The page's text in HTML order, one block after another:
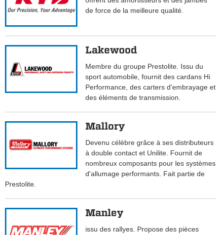
de force de la meilleure qualité.
Lakewood
Membre du groupe Prestolite. Issu du
sport automobile, fournit des cardans Hi
Performance, des carters d'embrayage et
des éléments de transmission.
Mallory
Devenu célèbre grâce à ses distributeurs
à double contact et Unilite. Fournit de
nombreux composants pour les systèmes
d'allumage performants. Fait partie de
Prestolite.
Manley
issu des rallyes. Propose des pièces